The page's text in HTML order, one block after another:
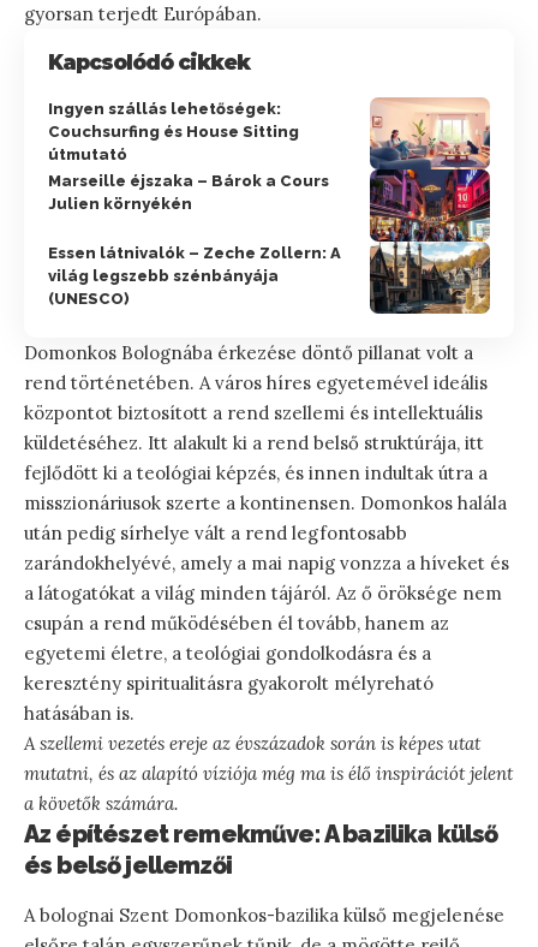
gyorsan terjedt Európában.
Kapcsolódó cikkek
Ingyen szállás lehetőségek:
Couchsurfing és House Sitting
útmutató
Marseille éjszaka – Bárok a Cours
Julien környékén
Essen látnivalók – Zeche Zollern: A
világ legszebb szénbányája
(UNESCO)
Domonkos Bolognába érkezése döntő pillanat volt a
rend történetében. A város híres egyetemével ideális
központot biztosított a rend szellemi és intellektuális
küldetéséhez. Itt alakult ki a rend belső struktúrája, itt
fejlődött ki a teológiai képzés, és innen indultak útra a
misszionáriusok szerte a kontinensen. Domonkos halála
után pedig sírhelye vált a rend legfontosabb
zarándokhelyévé, amely a mai napig vonzza a híveket és
a látogatókat a világ minden tájáról. Az ő öröksége nem
csupán a rend működésében él tovább, hanem az
egyetemi életre, a teológiai gondolkodásra és a
keresztény spiritualitásra gyakorolt mélyreható
hatásában is.
A szellemi vezetés ereje az évszázadok során is képes utat
mutatni, és az alapító víziója még ma is élő inspirációt jelent
a követők számára.
Az építészet remekműve: A bazilika külső
és belső jellemzői
A bolognai Szent Domonkos-bazilika külső megjelenése